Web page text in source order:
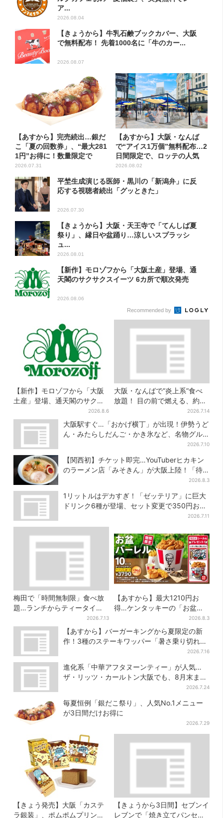
ア...
2026.08.04
【きょうから】牛乳石鹸ブックカバー、大阪
で無料配布！ 先着1000名に「牛のカー...
2026.08.07
【あすから】完売続出…銀だ
こ「夏の回数券」、“最大281
1円”お得に！数量限定で
2026.07.31
【あすから】大阪・なんば
で“アイス1万個”無料配布…2
日間限定で、ロッテの人気
商...
2026.08.02
平埜生成演じる医師・黒川の「新潟弁」に反
応する視聴者続出「グッときた」
2026.07.30
【きょうから】大阪・天王寺で「てんしば夏
祭り」、縁日や盆踊り…涼しいスプラッシ
ュ...
2026.08.01
【新作】モロゾフから「大阪土産」登場、通
天閣のサクサクスイーツ 6カ所で順次発売
2026.08.06
Recommended by
【新作】モロゾフから「大阪
土産」登場、通天閣のサクサ
クスイーツ 6カ所で順次発売
2026.8.6
大阪・なんばで“炎上系”食べ
放題！ 目の前で燃える、約40
種類のランチビュッフェ2026.7.14
大阪駅すぐ…「おかげ横丁」が出現！伊勢うど
ん・みたらしだんご・かき氷など、名物グル
2026.7.10
【関西初】チケット即完…YouTuberヒカキン
のラーメン店「みそきん」が大阪上陸！「待
2026.8.3
1リットルはデカすぎ！「ゼッテリア」に巨大
ドリンク6種が登場、セット変更で350円お得
2026.7.11
梅田で「時間無制限」食べ放
題…ランチからティータイム
までノンストップで約60種を
満喫
2026.7.13
【あすから】最大1210円お
得…ケンタッキーの「お盆パ
ック」、2週間だけ！数量限定
シール付き
2026.8.3
【あすから】バーガーキングから夏限定の新
作！3種のステーキワッパー「暑さ乗り切れそ
2026.7.16
進化系「中華アフタヌーンティー」が人気…
ザ・リッツ・カールトン大阪でも、8月末まで
2026.7.24
毎夏恒例「銀だこ祭り」、人気No.1メニュー
が3日間だけお得に
2026.7.29
【きょう発売】大阪「カステ
ラ銀装」、ポムポムプリンと
【きょうから3日間】セブンイ
レブンで「焼き立てパンセー